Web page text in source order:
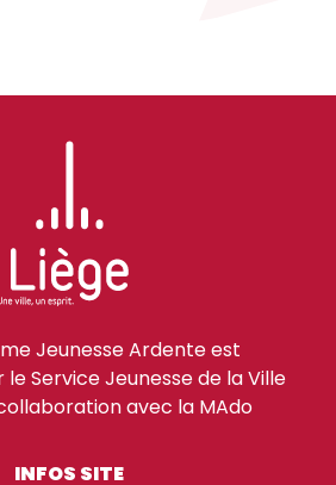
Jeunesse Ardente est
Service Jeunesse de la Ville
avec la MAdo
INFOS SITE